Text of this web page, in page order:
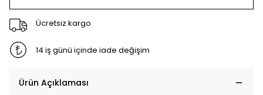
Ücretsiz kargo
14 iş günü içinde iade değişim
Ürün Açıklaması